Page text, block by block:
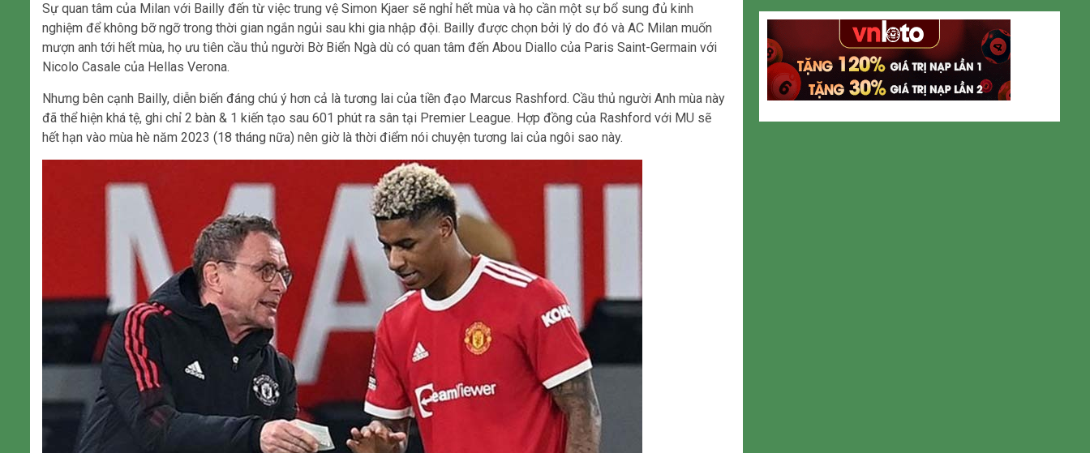
Sự quan tâm của Milan với Bailly đến từ việc trung vệ Simon Kjaer sẽ nghỉ hết mùa và họ cần một sự bổ sung đủ kinh
nghiệm để không bỡ ngỡ trong thời gian ngắn ngủi sau khi gia nhập đội. Bailly được chọn bởi lý do đó và AC Milan muốn
mượn anh tới hết mùa, họ ưu tiên cầu thủ người Bờ Biển Ngà dù có quan tâm đến Abou Diallo của Paris Saint-Germain với
Nicolo Casale của Hellas Verona.
Nhưng bên cạnh Bailly, diễn biến đáng chú ý hơn cả là tương lai của tiền đạo Marcus Rashford. Cầu thủ người Anh mùa này
đã thể hiện khá tệ, ghi chỉ 2 bàn & 1 kiến tạo sau 601 phút ra sân tại Premier League. Hợp đồng của Rashford với MU sẽ
hết hạn vào mùa hè năm 2023 (18 tháng nữa) nên giờ là thời điểm nói chuyện tương lai của ngôi sao này.